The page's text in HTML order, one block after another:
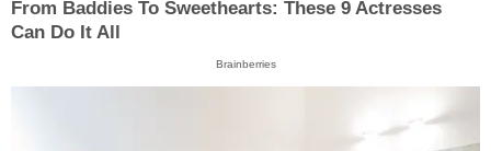
From Baddies To Sweethearts: These 9 Actresses
Can Do It All
Brainberries